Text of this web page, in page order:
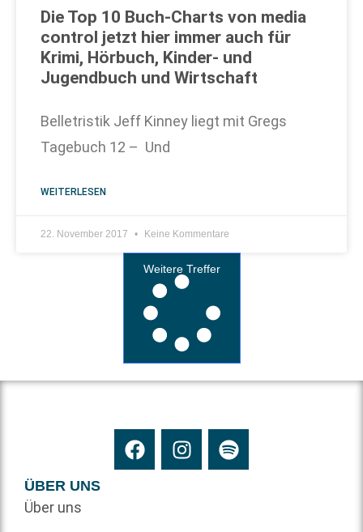
Die Top 10 Buch-Charts von media
control jetzt hier immer auch für
Krimi, Hörbuch, Kinder- und
Jugendbuch und Wirtschaft
Belletristik Jeff Kinney liegt mit Gregs
Tagebuch 12 – Und
WEITERLESEN
22. November 2017 Keine Kommentare
Weitere Treffer
ÜBER UNS
Über uns